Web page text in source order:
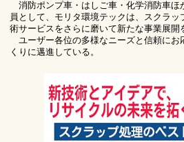
消防ポンプ車・はしご車・化学消防車ほ
員として、モリタ環境テックは、スクラ
術サービスをさらに磨いて新たな事業展開
ユーザー各位の多様なニーズと信頼にお
くりに邁進している。